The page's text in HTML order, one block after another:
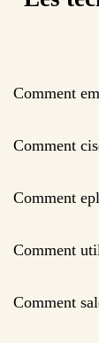
Comment
Comment
Comment
Comment
Comment